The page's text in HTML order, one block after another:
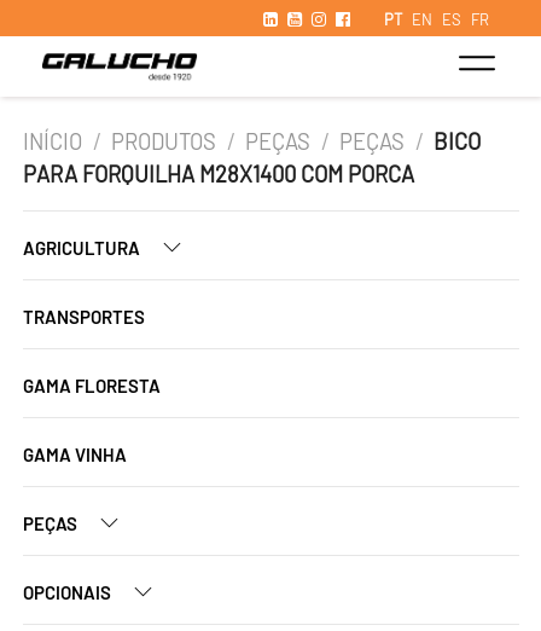
PT EN ES FR
INÍCIO / PRODUTOS / PEÇAS / PEÇAS / BICO
PARA FORQUILHA M28X1400 COM PORCA
AGRICULTURA
TRANSPORTES
GAMA FLORESTA
GAMA VINHA
PEÇAS
OPCIONAIS